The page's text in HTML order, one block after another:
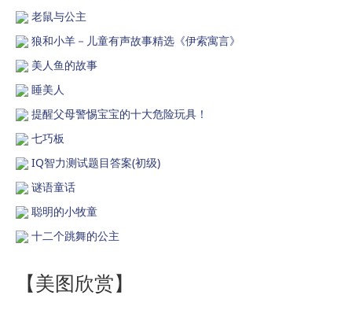
老鼠与公主
狼和小羊－儿童有声故事精选《伊索寓言》
美人鱼的故事
睡美人
提醒父母警惕宝宝的十大危险玩具！
七巧板
IQ智力测试题目答案(初级)
谜语童话
聪明的小牧童
十二个跳舞的公主
【美图欣赏】